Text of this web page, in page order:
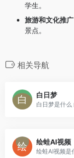
学生。
旅游和文化推广
景点。
相关导航
白日梦
绘蛙AI视频